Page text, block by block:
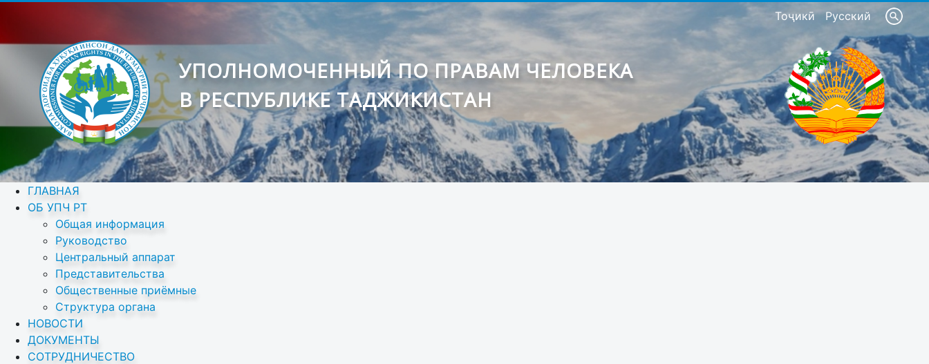
Тоҷикӣ Русский
УПОЛНОМОЧЕННЫЙ ПО ПРАВАМ ЧЕЛОВЕКА
В РЕСПУБЛИКЕ ТАДЖИКИСТАН
ГЛАВНАЯ
ОБ УПЧ РТ
Общая информация
Руководство
Центральный аппарат
Представительства
Общественные приёмные
Структура органа
НОВОСТИ
ДОКУМЕНТЫ
СОТРУДНИЧЕСТВО